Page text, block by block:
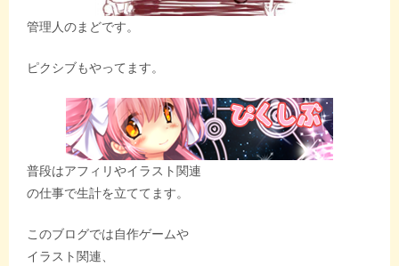
管理人のまどです。
ピクシブもやってます。
普段はアフィリやイラスト関連
の仕事で生計を立ててます。
このブログでは自作ゲームや
イラスト関連、